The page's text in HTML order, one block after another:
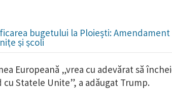
bugetului la Ploiești:
și școli
Europeană „vrea cu adevărat să
cu Statele Unite”, a adăugat Trump.